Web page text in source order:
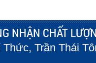
NHẬN CHẤT
Thức, Trần Thái